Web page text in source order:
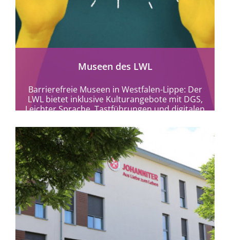
Museen des LWL
Barrierefreie Museen in Westfalen-Lippe: Der
LWL bietet inklusive Kulturangebote mit DGS,
Leichter Sprache, Tastführungen und digitalen